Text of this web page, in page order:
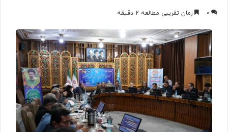
0 زمان تقریبی مطالعه 2 دقیقه